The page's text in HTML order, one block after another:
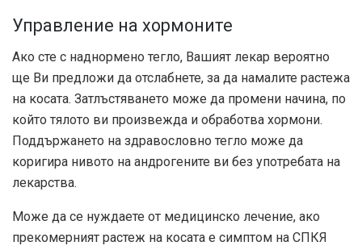
Управление на хормоните
Ако сте с наднормено тегло, Вашият лекар вероятно
ще Ви предложи да отслабнете, за да намалите растежа
на косата. Затлъстяването може да промени начина, по
който тялото ви произвежда и обработва хормони.
Поддържането на здравословно тегло може да
коригира нивото на андрогените ви без употребата на
лекарства.
Може да се нуждаете от медицинско лечение, ако
прекомерният растеж на косата е симптом на СПКЯ